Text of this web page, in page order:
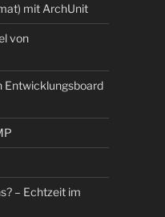
mit ArchUnit
von
Entwicklungsboard
– Echtzeit im